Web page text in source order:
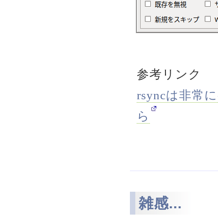
参考リンク
rsyncは非常
ら
雑感...